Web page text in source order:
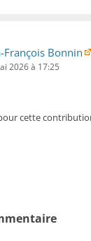
François Bonnin
2026 à 17:25
cette